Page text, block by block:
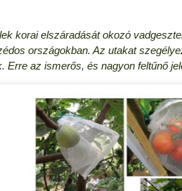
korai elszáradását okozó
országokban. Az utakat
Erre az ismerős, és nagyon feltűnő